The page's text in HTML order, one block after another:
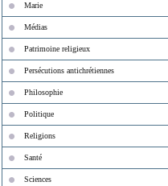
Marie
Médias
Patrimoine religieux
Persécutions antichrétiennes
Philosophie
Politique
Religions
Santé
Sciences